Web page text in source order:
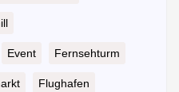
Event Fernsehturm
Flughafen